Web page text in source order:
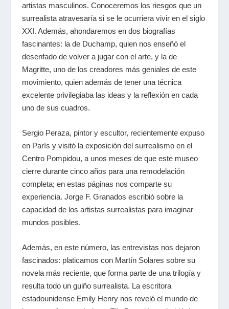
artistas masculinos. Conoceremos los riesgos que un
surrealista atravesaría si se le ocurriera vivir en el siglo
XXI. Además, ahondaremos en dos biografías
fascinantes: la de Duchamp, quien nos enseñó el
desenfado de volver a jugar con el arte, y la de
Magritte, uno de los creadores más geniales de este
movimiento, quien además de tener una técnica
excelente privilegiaba las ideas y la reflexión en cada
uno de sus cuadros.
Sergio Peraza, pintor y escultor, recientemente expuso
en París y visitó la exposición del surrealismo en el
Centro Pompidou, a unos meses de que este museo
cierre durante cinco años para una remodelación
completa; en estas páginas nos comparte su
experiencia. Jorge F. Granados escribió sobre la
capacidad de los artistas surrealistas para imaginar
mundos posibles.
Además, en este número, las entrevistas nos dejaron
fascinados: platicamos con Martín Solares sobre su
novela más reciente, que forma parte de una trilogía y
resulta todo un guiño surrealista. La escritora
estadounidense Emily Henry nos reveló el mundo de